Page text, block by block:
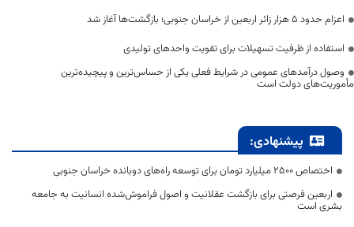
اعزام حدود 5 هزار زائر اربعین از خراسان جنوبی؛ بازگشت‌ها آغاز شد
استفاده از ظرفیت تسهیلات برای تقویت واحدهای تولیدی
وصول درآمدهای عمومی در شرایط فعلی یکی از حساس‌ترین و پیچیده‌ترین
مأموریت‌های دولت است
پیشنهادی:
اختصاص 2500 میلیارد تومان برای توسعه راه‌های دوبانده خراسان جنوبی
اربعین فرصتی برای بازگشت عقلانیت و اصول فراموش‌شده انسانیت به جامعه
بشری است